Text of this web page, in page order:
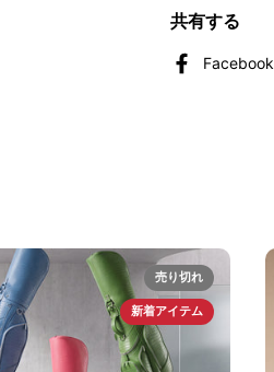
共有する
Facebook
売り切れ
新着アイテム